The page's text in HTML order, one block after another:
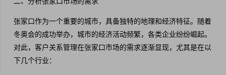
张家口作为一个重要的城市，具备独特的地理和经济特征。随着
冬奥会的成功举办，城市的经济活动频繁，各类企业纷纷崛起。
对此，客户关系管理在张家口市场的需求逐渐显现，尤其是在以
下几个行业：